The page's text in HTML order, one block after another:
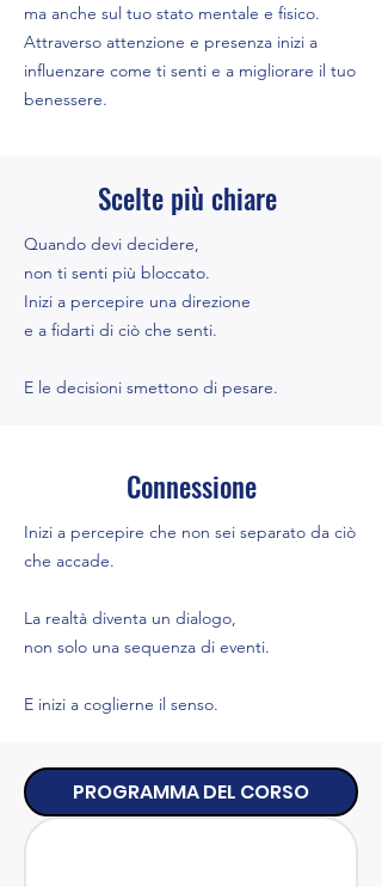
ma anche sul tuo stato mentale e fisico.
Attraverso attenzione e presenza inizi a
influenzare come ti senti e a migliorare il tuo
benessere.
Scelte più chiare
Quando devi decidere,
non ti senti più bloccato.​
Inizi a percepire una direzione
e a fidarti di ciò che senti.
E le decisioni smettono di pesare.
Connessione
Inizi a percepire che non sei separato da ciò
che accade.
La realtà diventa un dialogo,
non solo una sequenza di eventi.
E inizi a coglierne il senso.
PROGRAMMA DEL CORSO